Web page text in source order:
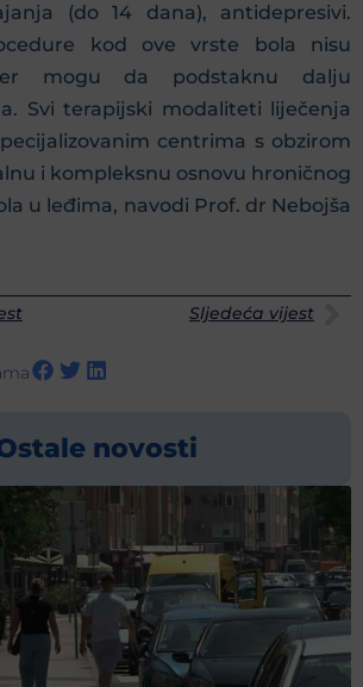
(do 14 dana), antidepresivi.
kod ove vrste bola nisu
mogu da podstaknu dalju
Svi terapijski modaliteti liječenja
centrima s obzirom
i kompleksnu osnovu hroničnog
u leđima, navodi Prof. dr Nebojša
Sljedeća vijest
novosti